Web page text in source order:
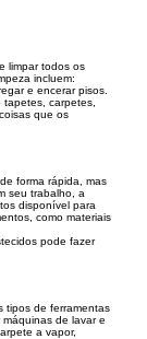
limpar todos os
incluem:
e encerar pisos.
carpetes,
que os
forma rápida, mas
seu trabalho, a
disponível para
como materiais
pode fazer
tipos de ferramentas
de lavar e
a vapor,